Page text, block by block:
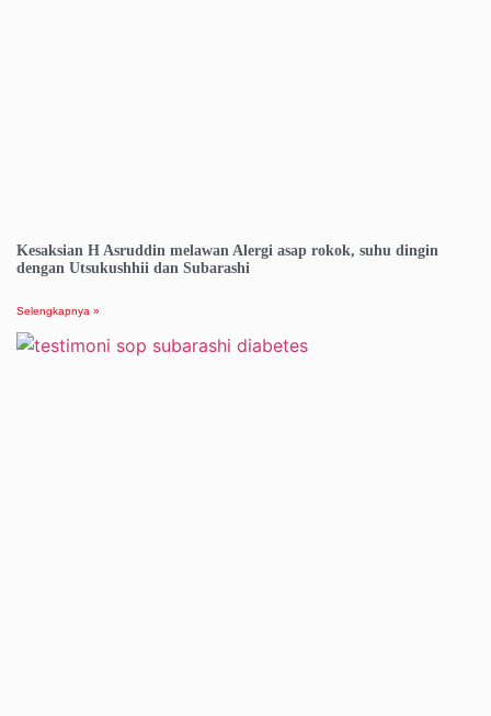
Kesaksian H Asruddin melawan Alergi asap rokok, suhu dingin
dengan Utsukushhii dan Subarashi
Selengkapnya »